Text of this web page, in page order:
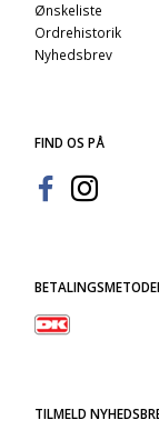
Ønskeliste
Ordrehistorik
Nyhedsbrev
FIND OS PÅ
TILMELD